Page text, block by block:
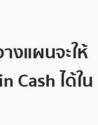
งแผนจะให้
Cash ได้ใน